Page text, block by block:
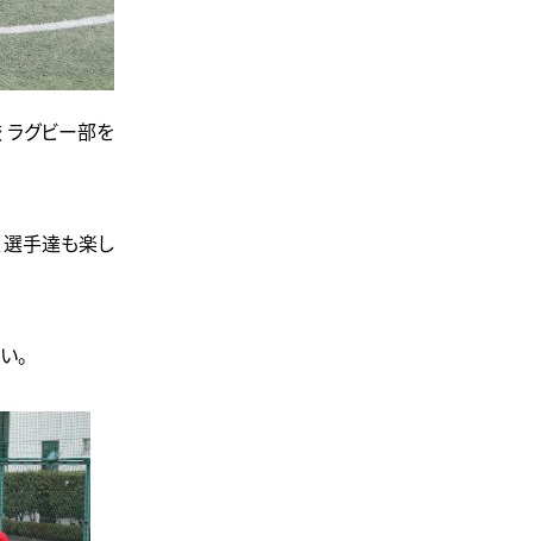
グビー部を
選手達も楽し
。